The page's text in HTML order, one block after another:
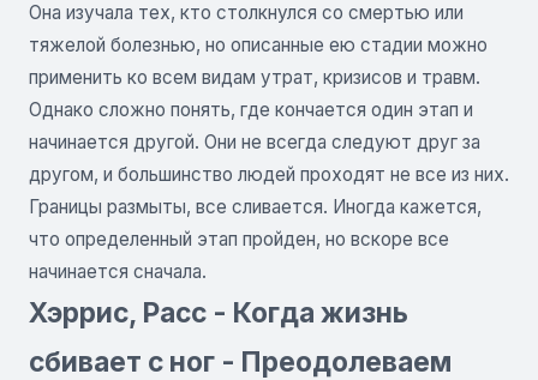
Она изучала тех, кто столкнулся со смертью или
тяжелой болезнью, но описанные ею стадии можно
применить ко всем видам утрат, кризисов и травм.
Однако сложно понять, где кончается один этап и
начинается другой. Они не всегда следуют друг за
другом, и большинство людей проходят не все из них.
Границы размыты, все сливается. Иногда кажется,
что определенный этап пройден, но вскоре все
начинается сначала.
Хэррис, Расс - Когда жизнь
сбивает с ног - Преодолеваем